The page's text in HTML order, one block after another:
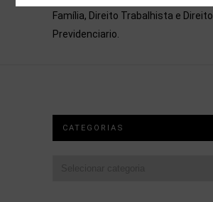
Família, Direito Trabalhista e Direito
Previdenciario.
CATEGORIAS